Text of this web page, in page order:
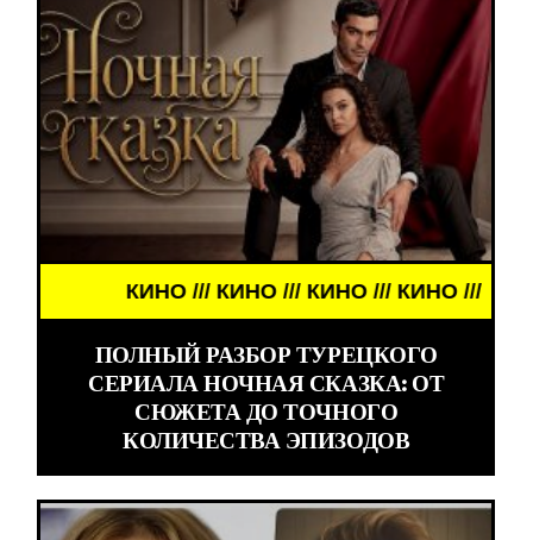
КИНО /// КИНО /// КИНО /// КИНО ///
ПОЛНЫЙ РАЗБОР ТУРЕЦКОГО
СЕРИАЛА НОЧНАЯ СКАЗКА: ОТ
СЮЖЕТА ДО ТОЧНОГО
КОЛИЧЕСТВА ЭПИЗОДОВ